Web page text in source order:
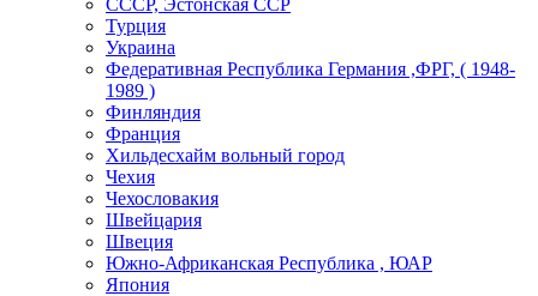
СССР, Эстонская ССР
Турция
Украина
Федеративная Республика Германия ,ФРГ, ( 1948-
1989 )
Финляндия
Франция
Хильдесхайм вольный город
Чехия
Чехословакия
Швейцария
Швеция
Южно-Африканская Республика , ЮАР
Япония